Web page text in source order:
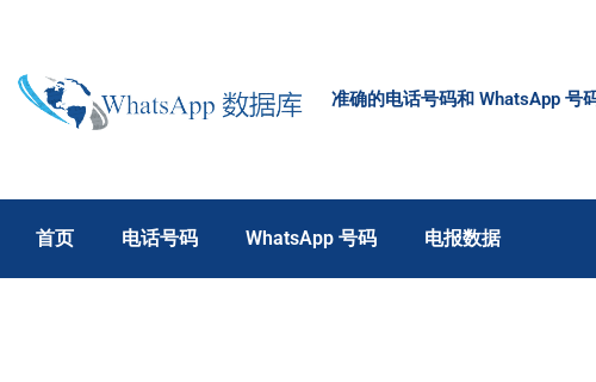
准确的电话号码和 WhatsApp 号
首页 电话号码 WhatsApp 号码 电报数据